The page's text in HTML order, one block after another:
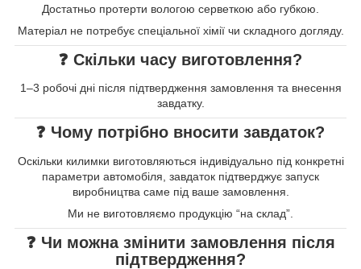
Достатньо протерти вологою серветкою або губкою.
Матеріал не потребує спеціальної хімії чи складного догляду.
❓ Скільки часу виготовлення?
1–3 робочі дні після підтвердження замовлення та внесення
завдатку.
❓ Чому потрібно вносити завдаток?
Оскільки килимки виготовляються індивідуально під конкретні
параметри автомобіля, завдаток підтверджує запуск
виробництва саме під ваше замовлення.
Ми не виготовляємо продукцію “на склад”.
❓ Чи можна змінити замовлення після
підтвердження?